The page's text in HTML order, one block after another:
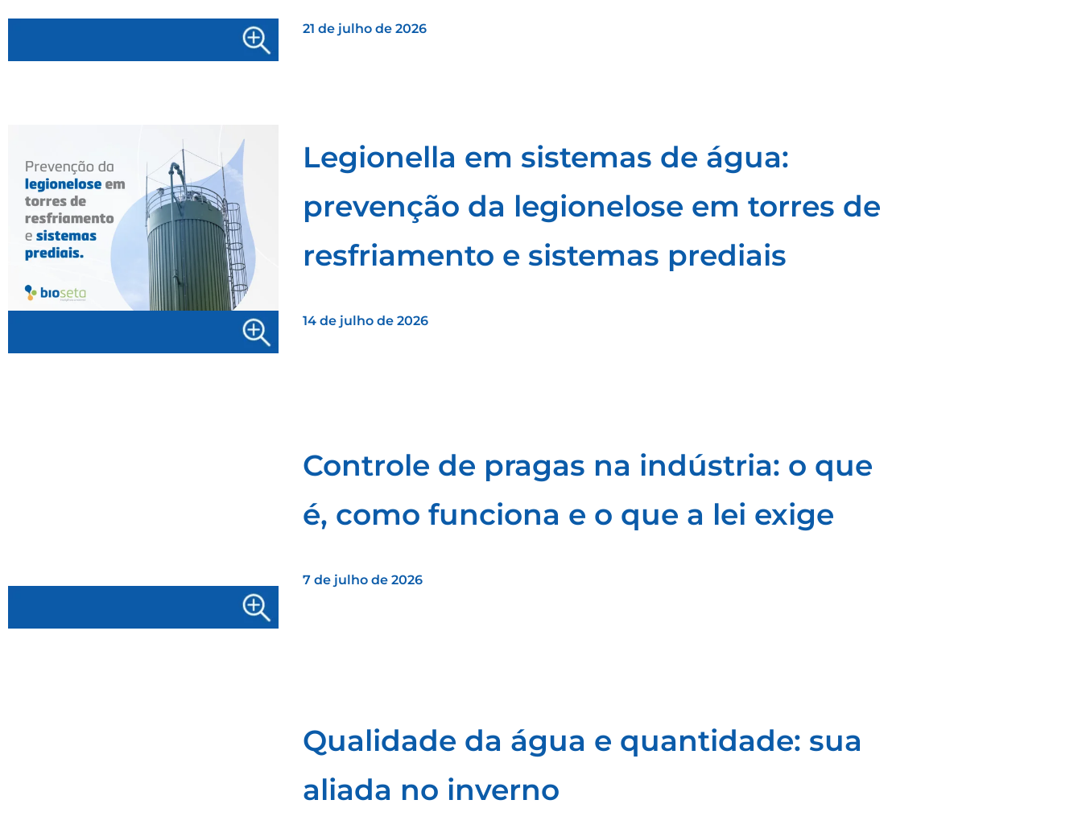
21 de julho de 2026
Legionella em sistemas de água:
prevenção da legionelose em torres de
resfriamento e sistemas prediais
14 de julho de 2026
Controle de pragas na indústria: o que
é, como funciona e o que a lei exige
7 de julho de 2026
Qualidade da água e quantidade: sua
aliada no inverno